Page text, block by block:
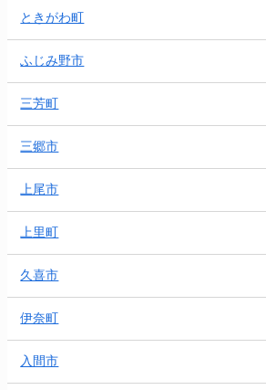
ときがわ町
ふじみ野市
三芳町
三郷市
上尾市
上里町
久喜市
伊奈町
入間市